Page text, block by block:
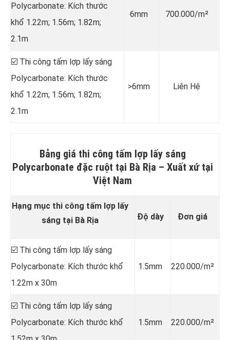
Polycarbonate: Kích thước
khổ 1.22m; 1.56m; 1.82m;
2.1m
6mm 700.000/m²
☑️ Thi công tấm lợp lấy sáng
Polycarbonate: Kích thước
khổ 1.22m; 1.56m; 1.82m;
2.1m
>6mm Liên Hệ
Bảng giá thi công tấm lợp lấy sáng
Polycarbonate đặc ruột tại Bà Rịa – Xuất xứ tại
Việt Nam
Hạng mục thi công tấm lợp lấy
sáng tại Bà Rịa
Độ dày Đơn giá
☑️ Thi công tấm lợp lấy sáng
Polycarbonate: Kích thước khổ
1.22m x 30m
1.5mm 220.000/m²
☑️ Thi công tấm lợp lấy sáng
Polycarbonate: Kích thước khổ
1.5mm 220.000/m²